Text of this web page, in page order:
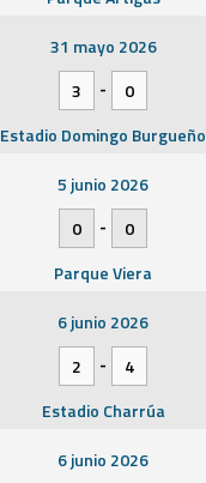
31 mayo 2026
3
-
0
Estadio Domingo Burgueño
5 junio 2026
0
-
0
Parque Viera
6 junio 2026
2
-
4
Estadio Charrúa
6 junio 2026